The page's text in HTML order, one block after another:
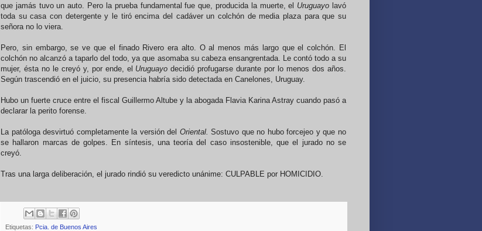
que jamás tuvo un auto. Pero la prueba fundamental fue que, producida la muerte, el Uruguayo lavó
toda su casa con detergente y le tiró encima del cadáver un colchón de media plaza para que su
señora no lo viera.
Pero, sin embargo, se ve que el finado Rivero era alto. O al menos más largo que el colchón. El
colchón no alcanzó a taparlo del todo, ya que asomaba su cabeza ensangrentada. Le contó todo a su
mujer, ésta no le creyó y, por ende, el Uruguayo decidió profugarse durante por lo menos dos años.
Según trascendió en el juicio, su presencia habría sido detectada en Canelones, Uruguay.
Hubo un fuerte cruce entre el fiscal Guillermo Altube y la abogada Flavia Karina Astray cuando pasó a
declarar la perito forense.
La patóloga desvirtuó completamente la versión del Oriental.Sostuvo que no hubo forcejeo y que no
se hallaron marcas de golpes. En síntesis, una teoría del caso insostenible, que el jurado no se
creyó.
Tras una larga deliberación, el jurado rindió su veredicto unánime: CULPABLE por HOMICIDIO.
Etiquetas: Pcia. de Buenos Aires